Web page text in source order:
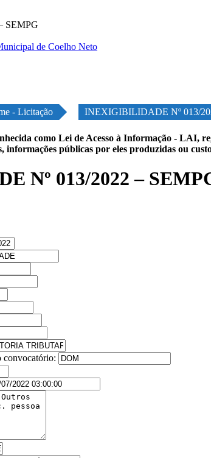
SEMPG
- Licitação INEXIGIBILIDADE Nº 013/
como Lei de Acesso à Informação - LAI,
informações públicas por eles produzidas ou
Nº 013/2022 –
convocatório: